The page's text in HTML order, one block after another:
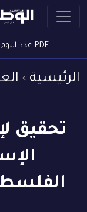
PDF عدد اليوم
الرئيسية
تحقيق